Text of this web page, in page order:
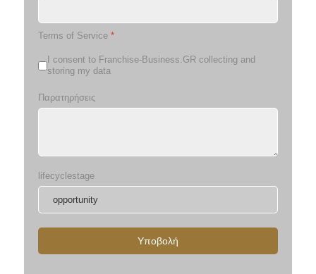
Terms of Service *
I consent to Franchise-Business.GR collecting and
storing my data
Παρατηρήσεις
lifecyclestage
Υποβολή